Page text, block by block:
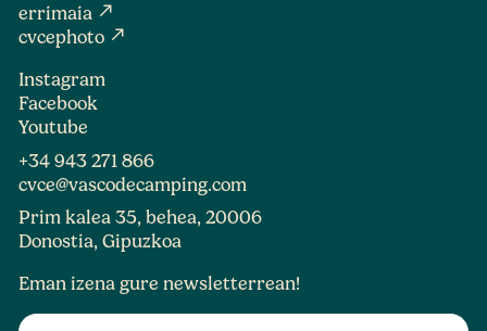
errimaia north_east
cvcephoto north_east
Instagram
Facebook
Youtube
+34 943 271 866
cvce@vascodecamping.com
Prim kalea 35, behea, 20006
Donostia, Gipuzkoa
Eman izena gure newsletterrean!